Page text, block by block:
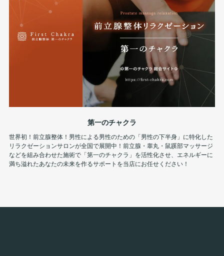
第一のチャクラ
世界初！前立腺整体！男性による男性のための「男性の下半身」に特化した
リラクゼーションサロンが全国で展開中！前立腺・睾丸・鼠蹊部マッサージ
などを組み合わせた施術で「第一のチャクラ」を活性化させ、エネルギーに
満ち溢れたあなたの未来を作るサポートを当店にお任せください！